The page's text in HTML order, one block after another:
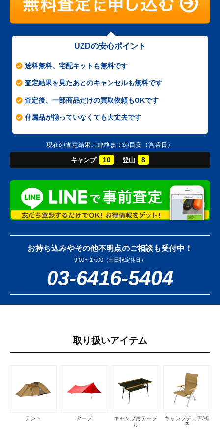
UZDの安心ポイント
送料無料、宅配キットも無料です
査定結果を見たあとのキャンセルも無料です
査定後、一部商品だけの買取依頼もOKです
付属品が揃っていなくても大丈夫です
現在の査定結果ご連絡までの目安（営業日）
キャンプ 10 登山 8
お持ち込みやその他不明点のご相談も受付中！
9:00〜17:00（土日祝定休日）
03-6416-5404
取り扱いアイテム
テント タープ
キャンプ用テーブ
ル
キャンプチェア/椅
子